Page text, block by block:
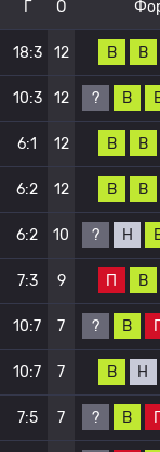
Г О
18:3 12 В В
10:3 12 ? В
6:1 12 В В
6:2 12 В В
6:2 10 ? Н
7:3 9 П В
10:7 7 ? В
10:7 7 В Н
7:5 7 ? В